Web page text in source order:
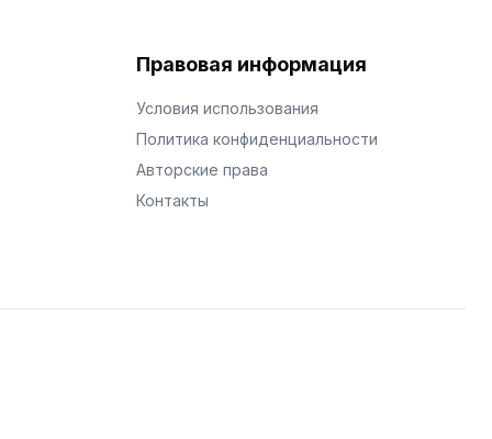
Правовая информация
Условия использования
Политика конфиденциальности
Авторские права
Контакты